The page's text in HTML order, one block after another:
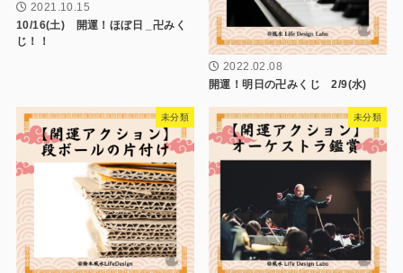
2021.10.15
10/16(土) 開運！ほぼ日 _卍みく
じ！！
2022.02.08
開運！明日の卍みくじ 2/9(水)
未分類 未分類